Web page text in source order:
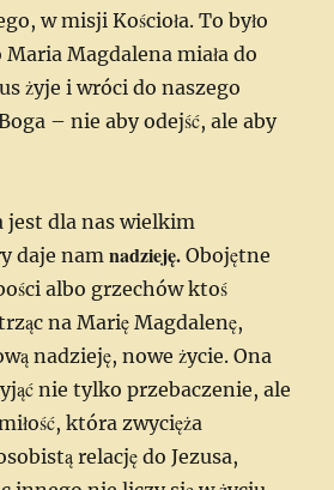
w misji Kościoła. To było
Magdalena miała do
żyje i wróci do naszego
– nie aby odejść, ale aby
jest dla nas wielkim
daje namnadzieję. Obojętne
albo grzechów ktoś
na Marię Magdalenę,
nadzieję, nowe życie. Ona
nie tylko przebaczenie, ale
która zwycięża
relację do Jezusa,